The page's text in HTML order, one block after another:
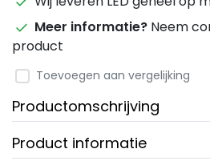
Meer informatie? Neem
product
Toevoegen aan vergelijking
Productomschrijving
Product informatie